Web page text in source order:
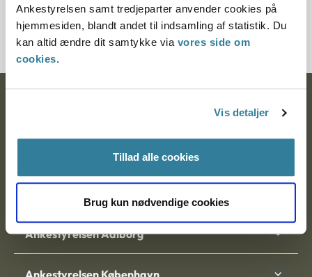
Ankestyrelsen samt tredjeparter anvender cookies på
hjemmesiden, blandt andet til indsamling af statistik. Du
kan altid ændre dit samtykke via vores side om
cookies.
Vis detaljer
Tillad alle cookies
Brug kun nødvendige cookies
20380-91
9000 Aalborg
Ankestyrelsen Aalborg
Ankestyrelsen København